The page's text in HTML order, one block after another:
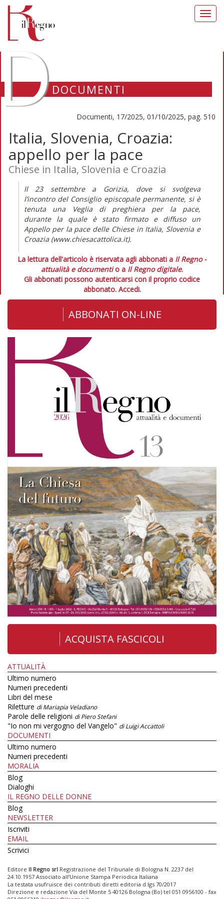
DOCUMENTI
Documenti, 17/2025, 01/10/2025, pag. 510
Italia, Slovenia, Croazia:
appello per la pace
Chiese in Italia, Slovenia e Croazia
Il 23 settembre a Gorizia, dove si svolgeva
l’incontro del Consiglio episcopale permanente, si è
tenuta una Veglia di preghiera per la pace,
durante la quale è stato firmato e diffuso un
Appello per la pace delle Chiese in Italia, Slovenia e
Croazia (www.chiesacattolica.it).
La lettura dell'articolo è riservata agli abbonati a Il Regno -
attualità e documentio a Il Regno digitale.
Gli abbonati possono autenticarsi con il proprio codice
abbonato. Accedi.
ABBONATI ON-LINE
ACQUISTA FASCICOLI
ATTUALITÀ
Ultimo numero
Numeri precedenti
Libri del mese
Riletture di Mariapia Veladiano
Parole delle religioni di Piero Stefani
"Io non mi vergogno del Vangelo" di Luigi Accattoli
DOCUMENTI
Ultimo numero
Numeri precedenti
MORALIA
Blog
Dialoghi
IL REGNO DELLE DONNE
Blog
NEWSLETTER
Iscriviti
EMAIL
Scrivici
Editore Il Regno srl Registrazione del Tribunale di Bologna N. 2237 del
24.10.1957 Associato all’Unione Stampa Periodica Italiana
La testata usufruisce dei contributi diretti editoria d.lgs 70/2017
Direzione e redazione Via del Monte 5 40126 Bologna (Bo) tel 051 0956100 - fax